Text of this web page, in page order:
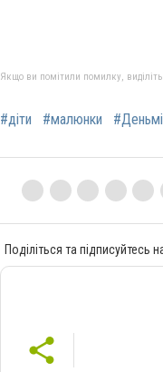
Якщо ви помітили помилку, виділіть
#діти #малюнки
Поділіться та підписуйтесь